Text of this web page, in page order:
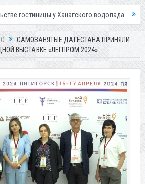
у Ханагского водопада Власти
САМОЗАНЯТЫЕ ДАГЕСТАНА ПРИНЯЛИ
ВЫСТАВКЕ «ЛЕГПРОМ 2024»